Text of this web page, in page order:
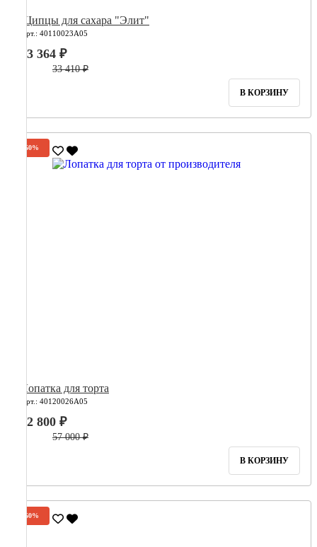
Щипцы для сахара "Элит"
Арт.: 40110023А05
13 364 ₽
33 410 ₽
В КОРЗИНУ
-60%
Лопатка для торта
Арт.: 40120026А05
22 800 ₽
57 000 ₽
В КОРЗИНУ
-60%